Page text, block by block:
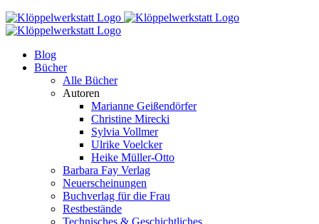
Blog
Bücher
Alle Bücher
Autoren
Marianne Geißendörfer
Christine Mirecki
Sylvia Vollmer
Ulrike Voelcker
Heike Müller-Otto
Barbara Fay Verlag
Neuerscheinungen
Buchverlag für die Frau
Restbestände
Technisches & Geschichtliches